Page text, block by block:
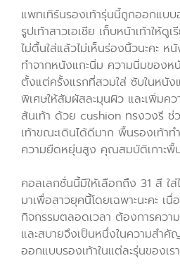
แพทเทิร์นรองเท้ารุ่นนี้ถูกออกแบบ
รูปเท้าสาวเอเชีย เก็บหน้าเท้าให้ดู
ไม่ตื้นใส่แล้วไม่เห็นร่องนิ้วนะคะ ห
ทำจากหนังแกะนิ่ม ความนิ่มของห
ตั้งแต่ครั้งแรกที่สวมใส่ ซับในหนั
พิเศษให้สัมผัสละมุนผิว และเพิ่มค
ส้นเท้า ด้วย cushion ทรงวงรี
เท้าขณะเดินได้ดีมาก พื้นรองเท้า
ความยืดหยุ่นสูง คุณสมบัติเกาะพื้
คอลเลกชั่นนี้มีให้เลือกถึง 31 สี ใ
มาเพื่อสาวยุคนี้โดยเฉพาะนะคะ เ
กิจกรรมตลอดเวลา ต้องการคว
และสบายจึงเป็นหนึ่งในความสำ
ออกแบบรองเท้าในแต่ละรุ่นของเร